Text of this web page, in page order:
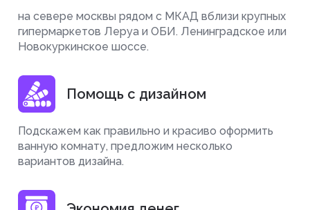
на севере москвы рядом с МКАД вблизи крупных
гипермаркетов Леруа и ОБИ. Ленинградское или
Новокуркинское шоссе.
Помощь с дизайном
Подскажем как правильно и красиво оформить
ванную комнату, предложим несколько
вариантов дизайна.